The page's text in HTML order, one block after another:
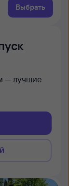
Выбрать
— лучшие